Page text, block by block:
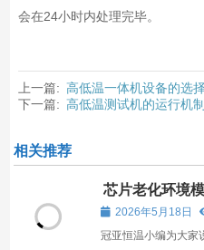
会在24小时内处理完毕。
上一篇: 高低温一体机设备的选
下一篇: 高低温测试机的运行机
相关推荐
芯片老化环境
术说明
2026年5月18日
冠亚恒温小编为大家